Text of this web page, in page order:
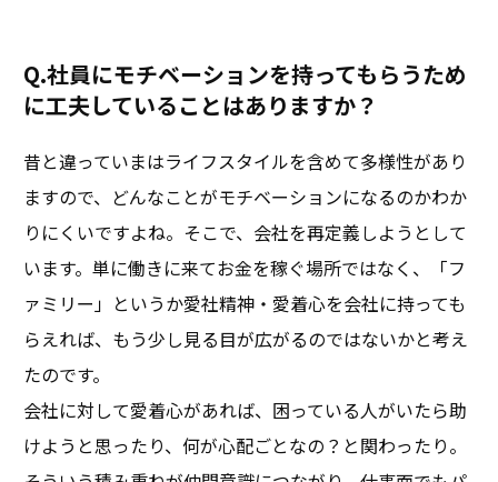
Q.社員にモチベーションを持ってもらうため
に工夫していることはありますか？
昔と違っていまはライフスタイルを含めて多様性があり
ますので、どんなことがモチベーションになるのかわか
りにくいですよね。そこで、会社を再定義しようとして
います。単に働きに来てお金を稼ぐ場所ではなく、「フ
ァミリー」というか愛社精神・愛着心を会社に持っても
らえれば、もう少し見る目が広がるのではないかと考え
たのです。
会社に対して愛着心があれば、困っている人がいたら助
けようと思ったり、何が心配ごとなの？と関わったり。